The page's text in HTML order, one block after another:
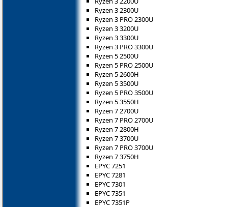
Ryzen 3 2300U
Ryzen 3 PRO 2300U
Ryzen 3 3200U
Ryzen 3 3300U
Ryzen 3 PRO 3300U
Ryzen 5 2500U
Ryzen 5 PRO 2500U
Ryzen 5 2600H
Ryzen 5 3500U
Ryzen 5 PRO 3500U
Ryzen 5 3550H
Ryzen 7 2700U
Ryzen 7 PRO 2700U
Ryzen 7 2800H
Ryzen 7 3700U
Ryzen 7 PRO 3700U
Ryzen 7 3750H
EPYC 7251
EPYC 7281
EPYC 7301
EPYC 7351
EPYC 7351P